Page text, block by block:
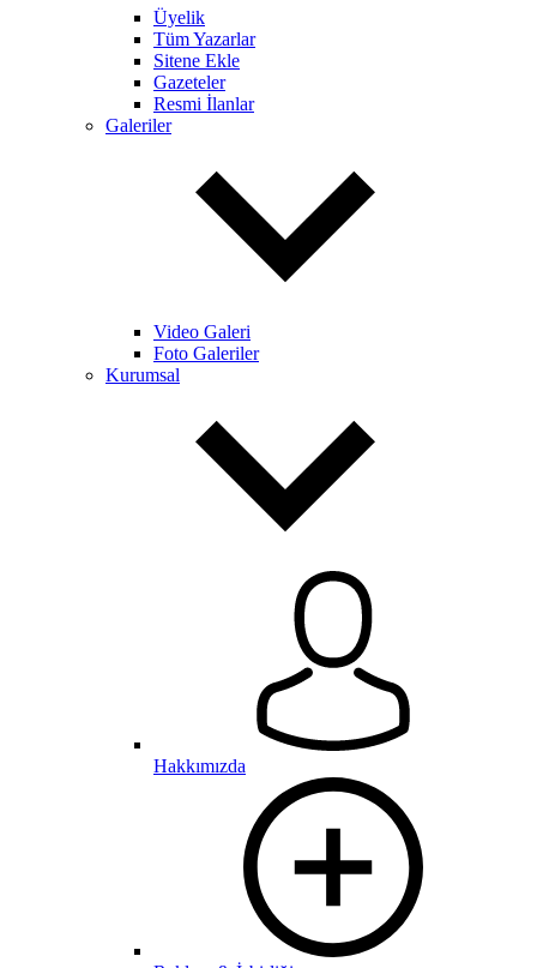
Üyelik
Tüm Yazarlar
Sitene Ekle
Gazeteler
Resmi İlanlar
Galeriler
Video Galeri
Foto Galeriler
Kurumsal
Hakkımızda